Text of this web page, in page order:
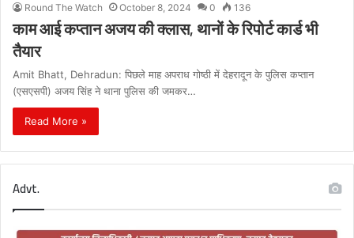
Round The Watch October 8, 2024 0 136
काम आई कप्तान अजय की क्लास, थानों के रिपोर्ट कार्ड भी
तैयार
Amit Bhatt, Dehradun: पिछले माह अपराध गोष्ठी में देहरादून के पुलिस कप्तान
(एसएसपी) अजय सिंह ने थाना पुलिस की जमकर…
Read More »
Advt.